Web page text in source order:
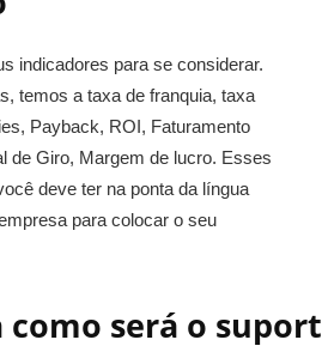
indicadores para se considerar.
temos a taxa de franquia, taxa
Payback, ROI, Faturamento
de Giro, Margem de lucro. Esses
deve ter na ponta da língua
para colocar o seu
como será o